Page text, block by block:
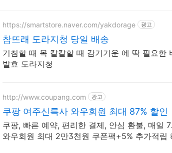
https://smartstore.naver.com/yakdorage 광고
참뜨래 도라지청 당일 배송
기침할 때 목 칼칼할 때 감기기운 에 딱 필요한 바로 그 진한
발효 도라지청
http://www.coupang.com 광고
쿠팡 여주신륵사 와우회원 최대 87% 할인
쿠팡, 빠른 예약, 편리한 결제, 안심 환불, 매일
와우회원 최대 2만3천원 쿠폰팩+5% 추가적립